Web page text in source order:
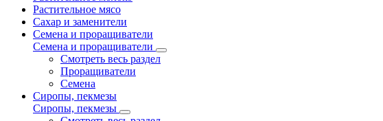
Растительное мясо
Сахар и заменители
Семена и проращиватели
Семена и проращиватели
Смотреть весь раздел
Проращиватели
Семена
Сиропы, пекмезы
Сиропы, пекмезы